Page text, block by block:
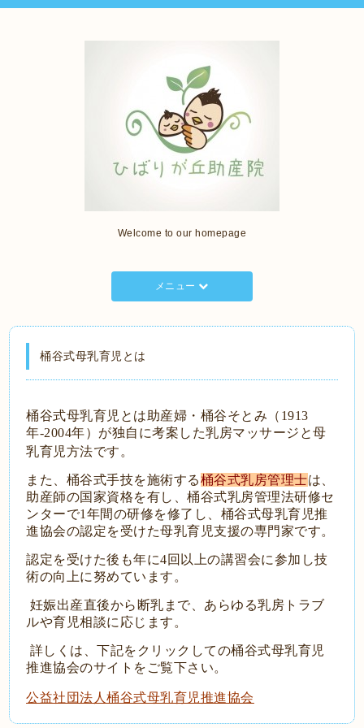
Welcome to our homepage
メニュー
桶谷式母乳育児とは
桶谷式母乳育児とは助産婦・桶谷そとみ（1913
年-2004年）が独自に考案した乳房マッサージと母
乳育児方法です。
また、桶谷式手技を施術する桶谷式乳房管理士は、
助産師の国家資格を有し、桶谷式乳房管理法研修セ
ンターで1年間の研修を修了し、桶谷式母乳育児推
進協会の認定を受けた母乳育児支援の専門家です。
認定を受けた後も年に4回以上の講習会に参加し技
術の向上に努めています。
妊娠出産直後から断乳まで、あらゆる乳房トラブ
ルや育児相談に応じます。
詳しくは、下記をクリックしての桶谷式母乳育児
推進協会のサイトをご覧下さい。
公益社団法人桶谷式母乳育児推進協会